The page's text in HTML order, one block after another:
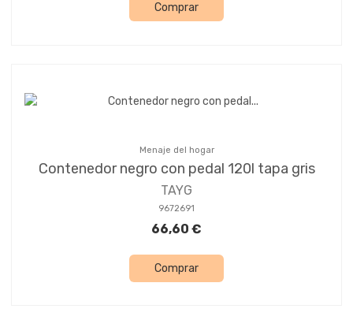
Comprar
Menaje del hogar
Contenedor negro con pedal 120l tapa gris
TAYG
9672691
66,60 €
Comprar